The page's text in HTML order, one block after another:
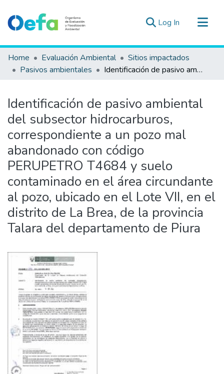
Log In (current)
Communities & Collections
All of DSpace
Estad. Externas
Guias ▾
Home Evaluación Ambiental
Sitios impactados
Pasivos ambientales
Identificación de pasivo ambiental del subsector hidrocarburos, correspondiente a un pozo mal abandonado con código PERUPETRO T4684 y suelo contaminado en el área circundante al pozo, ubicado en el Lote VII, en el distrito de La Brea, de la provincia Talara del departamento de Piura
Identificación de pasivo ambiental
del subsector hidrocarburos,
correspondiente a un pozo mal
abandonado con código
PERUPETRO T4684 y suelo
contaminado en el área circundante
al pozo, ubicado en el Lote VII, en el
distrito de La Brea, de la provincia
Talara del departamento de Piura